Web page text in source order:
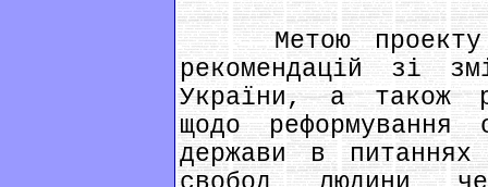
Метою проекту є
рекомендацій зі
України, а також
щодо реформування
держави в